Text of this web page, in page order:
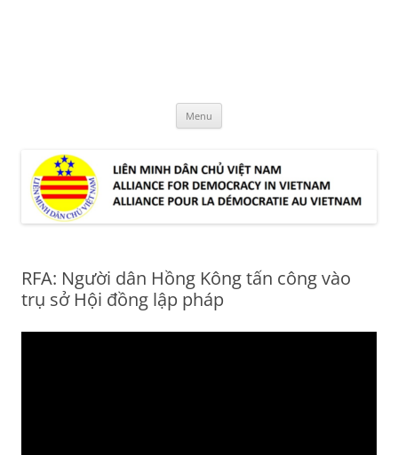
Menu
RFA: Người dân Hồng Kông tấn công vào
trụ sở Hội đồng lập pháp